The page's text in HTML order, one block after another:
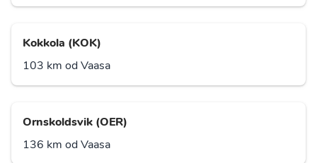
Kokkola (KOK)
103 km od Vaasa
Ornskoldsvik (OER)
136 km od Vaasa